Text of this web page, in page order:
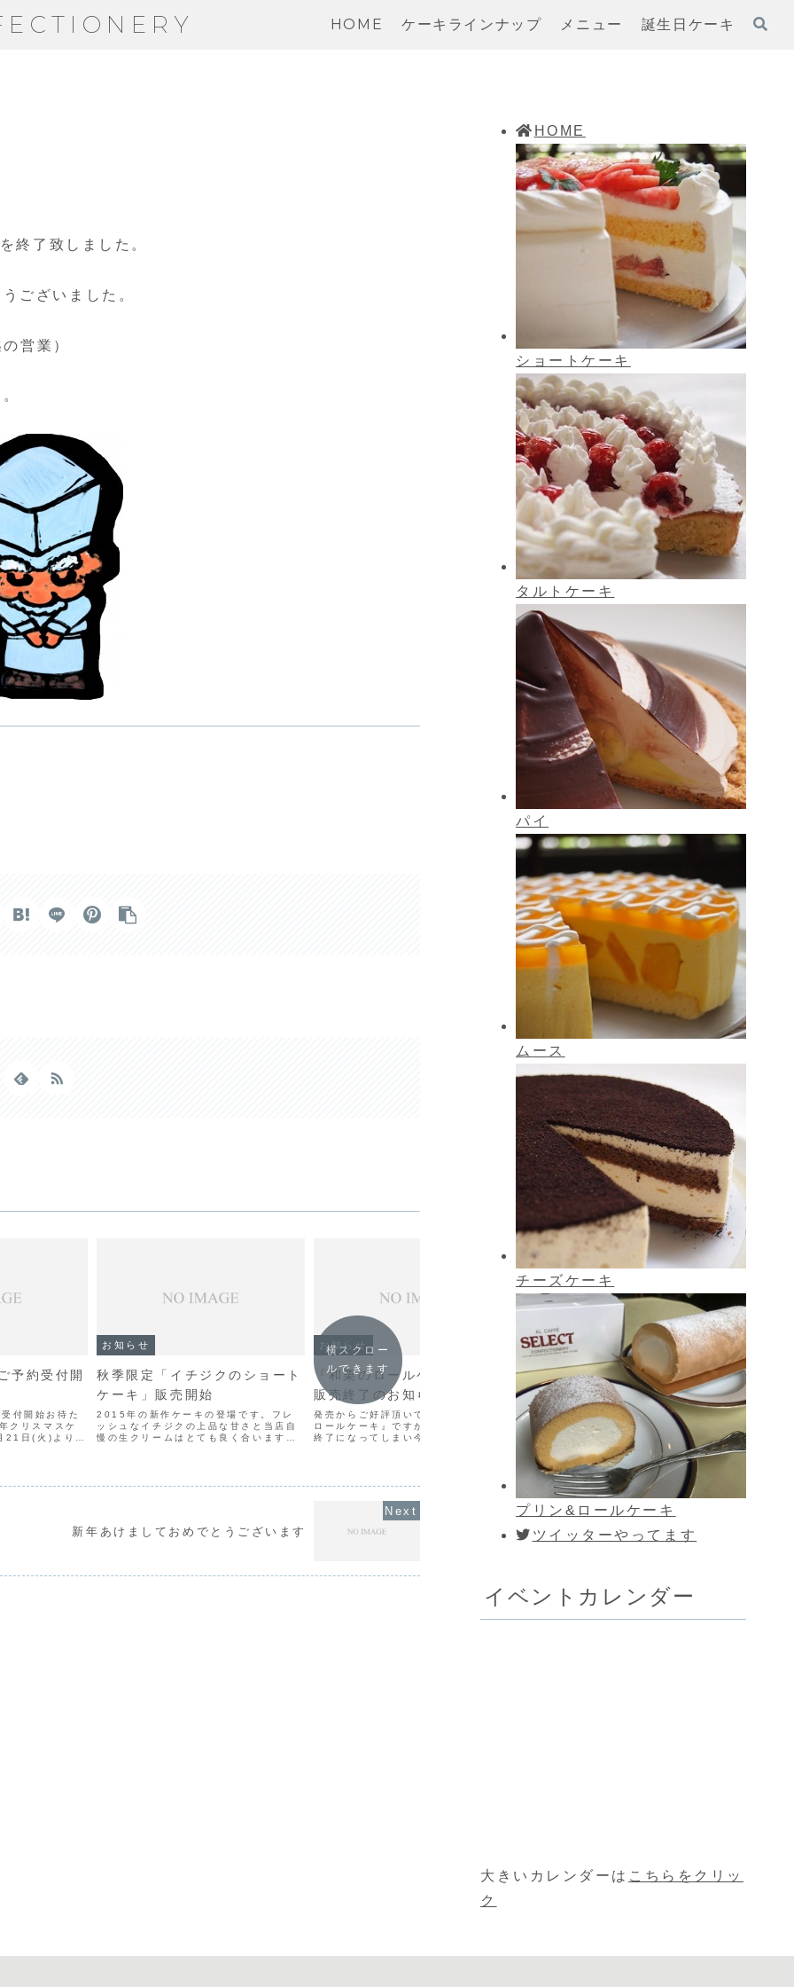
HOME ケーキラインナップ メニュー 誕生日ケーキ
終了致しました。
ございました。
営業）
予約受付開
付開始お待た
クリスマスケ
21日(火)より開
お知らせ
秋季限定「イチジクのショート
ケーキ」販売開始
2015年の新作ケーキの登場です。フレ
ッシュなイチジクの上品な甘さと当店自
慢の生クリームはとても良く合います。
お知らせ
『和栗のロールケーキ』製造・
販売終了のお知らせ
発売からご好評頂いております『和栗の
ロールケーキ』ですが、原材料の販売が
終了になってしまい今後製造することが
可能と考え、残念ながら製...
お知らせ
2022年クリスマスケーキご予
約受付は終了致しました
お待たせ致しました！！ 受付終了致
しました。2022年クリスマスケーキの
ご予約承り中です。今年も、「苺のショ
ートケーキ」「チョコレートストロベリ
ーショートケーキ」「チョコレートケー
キ」の３種類！今年も当店が腕によりを
かけてお作り致します。...
横スクロー
ルできます
新年あけましておめでとうございます
HOME
ショートケーキ
タルトケーキ
パイ
ムース
チーズケーキ
プリン&ロールケーキ
ツイッターやってます
イベントカレンダー
大きいカレンダーは こちらをクリッ
ク